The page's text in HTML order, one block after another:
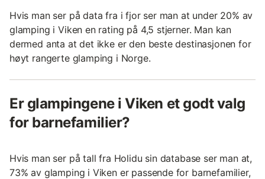
Hvis man ser på data fra i fjor ser man at under 20% av
glamping i Viken en rating på 4,5 stjerner. Man kan
dermed anta at det ikke er den beste destinasjonen for
høyt rangerte glamping i Norge.
Er glampingene i Viken et godt valg
for barnefamilier?
Hvis man ser på tall fra Holidu sin database ser man at,
73% av glamping i Viken er passende for barnefamilier,